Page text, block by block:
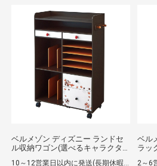
ベルメゾン ディズニー ランドセ
ル収納ワゴン(選べるキャラクタ
10～12営業日以内に発送(長期休暇除く)
ベル
ラッ